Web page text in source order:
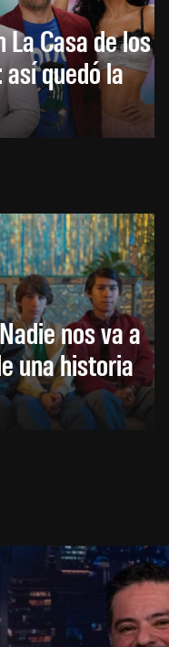
La Casa de los
quedó la
nos va a
una historia